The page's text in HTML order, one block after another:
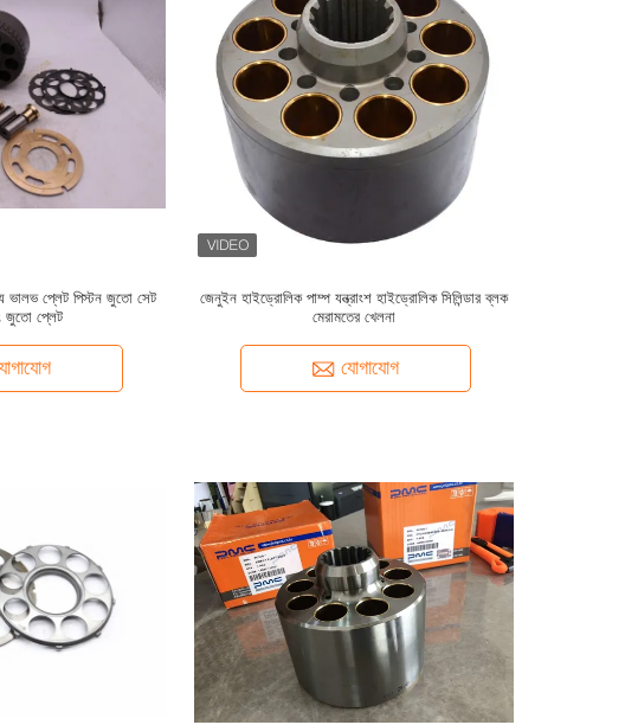
ভালভ প্লেট পিস্টন জুতো সেট
জুতো প্লেট
জেনুইন হাইড্রোলিক পাম্প যন্ত্রাংশ হাইড্রোলিক সিলিন্ডার ব্লক
মেরামতের খেলনা
যোগাযোগ